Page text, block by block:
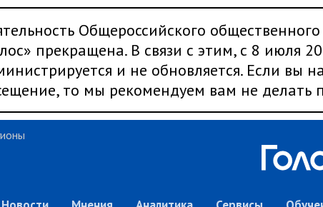
Общероссийского
прекращена. В связи с этим, с 8 июля
и не обновляется. Если вы
то мы рекомендуем вам не делать